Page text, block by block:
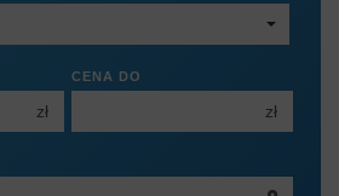
zł
CENA DO
zł